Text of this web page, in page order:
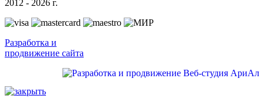
2012 - 2026 г.
Разработка и
продвижение сайта